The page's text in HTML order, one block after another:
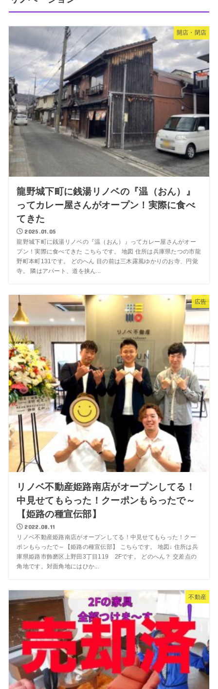
開店・閉店
龍野城下町に銭湯リノベの『温（おん）』
ってカレー屋さんがオープン！実際に食べ
てきた
2025.01.05
龍野城下町に銭湯リノベの『温（おん）』ってカレー屋さんがオー
プン！実際に食べてきた こちらです。 地図 住所は兵庫県たつの市龍
野町本町131です。 どのへん 目の前は三木露風ゆかりのお寺、円覚
寺。 隣はアパート、道を挟ん...
広告
リノベ不動産姫路南店がオープンしてる！
中見せてもらった！クーポンもらったで～
【姫路の種宣伝部】
2022.08.11
リノベ不動産姫路南店がオープンしてる！中見せてもらった！クー
ポンもらったで～【姫路の種宣伝部】 こちらです。 地図↓ 住所は兵
庫県姫路市飾磨区上野田3丁目119 2Fです。 どのへん？ 交差点の
角地です。対面角地にはひか...
不動産